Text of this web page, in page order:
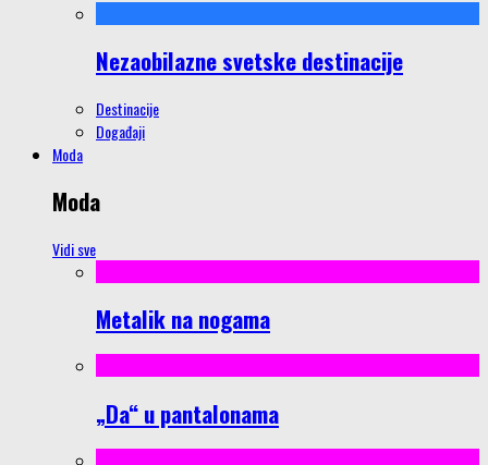
Nezaobilazne svetske destinacije
Destinacije
Događaji
Moda
Moda
Vidi sve
Metalik na nogama
„Da“ u pantalonama